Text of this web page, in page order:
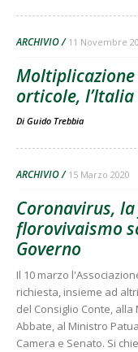
ARCHIVIO 11 Novembre
orticole,
Di Guido Trebbia
ARCHIVIO 15 Marzo 2020
Coronavirus,
florovivaismo
Governo
Il 10 marzo
richiesta, insieme ad
del Consiglio Conte,
Abbate, al Ministro
Camera e Senato. Si